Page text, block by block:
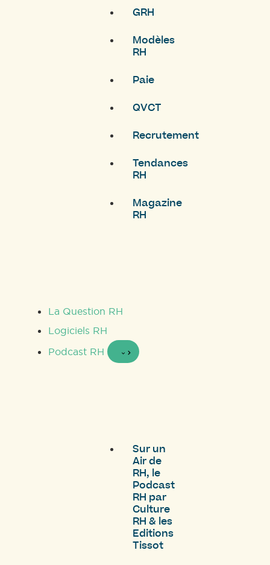
GRH
Modèles
RH
Paie
QVCT
Recrutement
Tendances
RH
Magazine
RH
La Question RH
Logiciels RH
Podcast RH
Sur un
Air de
RH, le
Podcast
RH par
Culture
RH & les
Editions
Tissot